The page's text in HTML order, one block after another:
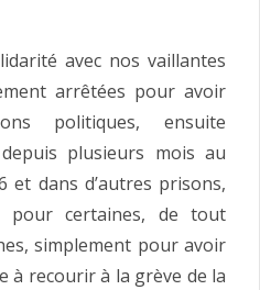
avec nos vaillantes
arrêtées pour avoir
politiques, ensuite
plusieurs mois au
et dans d’autres prisons,
pour certaines, de tout
simplement pour avoir
à recourir à la grève de la